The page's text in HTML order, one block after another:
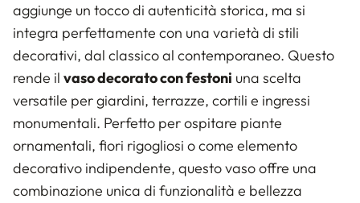
aggiunge un tocco di autenticità storica, ma si
integra perfettamente con una varietà di stili
decorativi, dal classico al contemporaneo. Questo
rende il vaso decorato con festoni una scelta
versatile per giardini, terrazze, cortili e ingressi
monumentali. Perfetto per ospitare piante
ornamentali, fiori rigogliosi o come elemento
decorativo indipendente, questo vaso offre una
combinazione unica di funzionalità e bellezza